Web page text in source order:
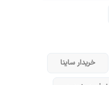
خریدار ساینا